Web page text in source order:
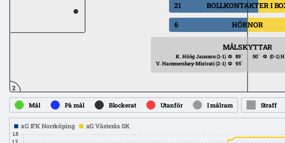
21
BOLLKONTAKTER I
6
HÖRNOR
MÅLSKYTTAR
K. Höög Jansson(1-1) ⚽ 89`
V. Hammershøy-Mistrati(2-1) ⚽ 95`
50` ⚽ (0-1)
2
Mål På mål Blockerat Utanför I målram Straff